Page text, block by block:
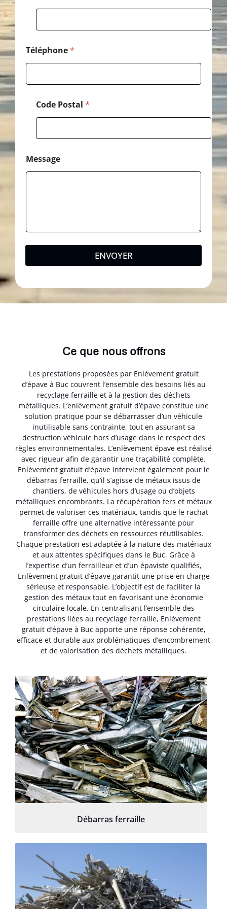
Téléphone*
e
*
*
Code Postal *
Message
ENVOYER
Ce que nous offrons
Les prestations proposées par Enlèvement gratuit
d’épave à Buc couvrent l’ensemble des besoins liés au
recyclage ferraille et à la gestion des déchets
métalliques. L’enlèvement gratuit d’épave constitue une
solution pratique pour se débarrasser d’un véhicule
inutilisable sans contrainte, tout en assurant sa
destruction véhicule hors d’usage dans le respect des
règles environnementales. L’enlèvement épave est réalisé
avec rigueur afin de garantir une traçabilité complète.
Enlèvement gratuit d’épave intervient également pour le
débarras ferraille, qu’il s’agisse de métaux issus de
chantiers, de véhicules hors d’usage ou d’objets
métalliques encombrants. La récupération fers et métaux
permet de valoriser ces matériaux, tandis que le rachat
ferraille offre une alternative intéressante pour
transformer des déchets en ressources réutilisables.
Chaque prestation est adaptée à la nature des matériaux
et aux attentes spécifiques dans le Buc. Grâce à
l’expertise d’un ferrailleur et d’un épaviste qualifiés,
Enlèvement gratuit d’épave garantit une prise en charge
sérieuse et responsable. L’objectif est de faciliter la
gestion des métaux tout en favorisant une économie
circulaire locale. En centralisant l’ensemble des
prestations liées au recyclage ferraille, Enlèvement
gratuit d’épave à Buc apporte une réponse cohérente,
efficace et durable aux problématiques d’encombrement
et de valorisation des déchets métalliques.
Débarras ferraille